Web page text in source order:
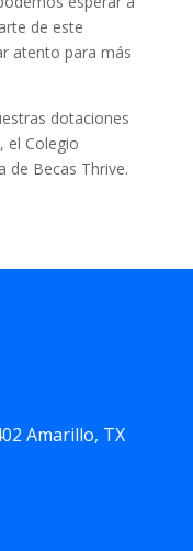
de este
atento para más
dotaciones
el Colegio
de Becas Thrive.
Amarillo, TX